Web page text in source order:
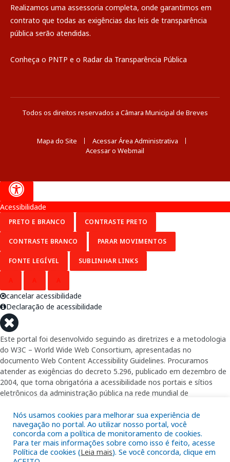
Realizamos uma assessoria completa, onde garantimos em
contrato que todas as exigências das leis de transparência
pública serão atendidas.
Conheça o PNTP e o Radar da Transparência Pública
Todos os direitos reservados a Câmara Municipal de Breves
Mapa do Site
Acessar Área Administrativa
Acessar o Webmail
Nós usamos cookies para melhorar sua experiência de
navegação no portal. Ao utilizar nosso portal, você
concorda com a política de monitoramento de cookies.
Para ter mais informações sobre como isso é feito, acesse
Política de cookies (Leia mais). Se você concorda, clique em
Acessibilidade
PRETO E BRANCO CONTRASTE PRETO
CONTRASTE BRANCO PARAR MOVIMENTOS
FONTE LEGÍVEL SUBLINHAR LINKS
cancelar acessibilidade
Declaração de acessibilidade
Este portal foi desenvolvido seguindo as diretrizes e a metodologia
do W3C – World Wide Web Consortium, apresentadas no
documento Web Content Accessibility Guidelines. Procuramos
atender as exigências do decreto 5.296, publicado em dezembro de
2004, que torna obrigatória a acessibilidade nos portais e sítios
eletrônicos da administração pública na rede mundial de
garantindo-lhes o pleno acesso aos conteúdos disponíveis.
Além de validações automáticas, foram realizados testes em
diversos navegadores e através do utilitário de acesso a Internet do
DOSVOX, sistema operacional destinado deficientes visuais.